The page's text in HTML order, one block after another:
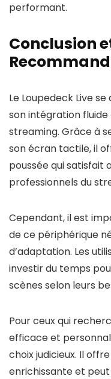
performant.
Conclusion
Le Loupedeck Live
son intégration
streaming. Grâce à
son écran tactile, il
poussée qui satisfait
professionnels du
Cependant, il est
de ce périphérique
d’adaptation. Les
investir du temps
scènes selon leurs
Pour ceux qui
efficace et
choix judicieux. Il
enrichissante et